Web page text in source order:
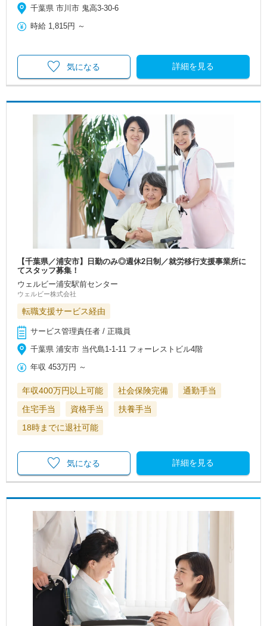
千葉県 市川市 鬼高3-30-6
時給 1,815円 ～
詳細を見る
気になる
【千葉県／浦安市】日勤のみ◎週休2日制／就労移行支援事業所に
てスタッフ募集！
ウェルビー浦安駅前センター
ウェルビー株式会社
転職支援サービス経由
サービス管理責任者 / 正職員
千葉県 浦安市 当代島1-1-11 フォーレストビル4階
年収 453万円 ～
年収400万円以上可能 社会保険完備
通勤手当
住宅手当
資格手当
扶養手当
18時までに退社可能
詳細を見る
気になる